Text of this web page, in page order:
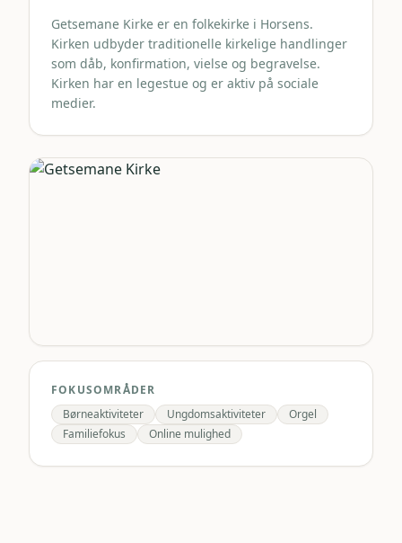
Getsemane Kirke er en folkekirke i Horsens.
Kirken udbyder traditionelle kirkelige handlinger
som dåb, konfirmation, vielse og begravelse.
Kirken har en legestue og er aktiv på sociale
medier.
FOKUSOMRÅDER
Børneaktiviteter
Ungdomsaktiviteter
Orgel
Familiefokus
Online mulighed